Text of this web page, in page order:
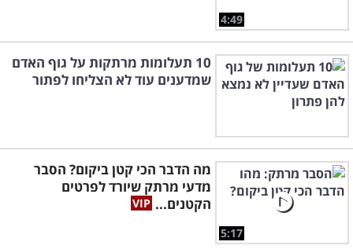
4:49
10 תעלומות מרתקות על גוף האדם
שמדענים עוד לא הצליחו לפתור
5:17
מה הדבר הכי קטן ביקום? הסבר
מדעי מרתק שיורד לפרטים
הקטנים...